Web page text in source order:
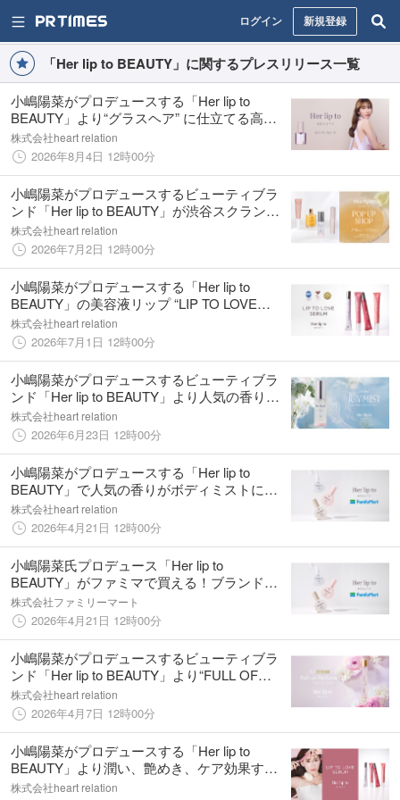
ログイン 新規登録
「Her lip to BEAUTY」に関するプレスリリース一覧
小嶋陽菜がプロデュースする「Her lip to
BEAUTY」より“グラスヘア” に仕立てる高輝
度ヘアオイルが新登場
株式会社heart relation
2026年8月4日 12時00分
小嶋陽菜がプロデュースするビューティブラ
ンド「Her lip to BEAUTY」が渋谷スクランブ
ルスクエアにてPOP UP SHOPを期間限定オ
ープン！
株式会社heart relation
2026年7月2日 12時00分
小嶋陽菜がプロデュースする「Her lip to
BEAUTY」の美容液リップ “LIP TO LOVE
SERUM” が2026年上半期ベストコスメ3冠を
受賞
株式会社heart relation
2026年7月1日 12時00分
小嶋陽菜がプロデュースするビューティブラ
ンド「Her lip to BEAUTY」より人気の香りを
纏える冷感ボディミストが数量限定で登場！
株式会社heart relation
2026年6月23日 12時00分
小嶋陽菜がプロデュースする「Her lip to
BEAUTY」で人気の香りがボディミストにな
って全国のファミリーマートに登場！
株式会社heart relation
2026年4月21日 12時00分
小嶋陽菜氏プロデュース「Her lip to
BEAUTY」がファミマで買える！ブランド初
の「ボディミスト」がファミマ限定で新登
場 ブランドで人気の香り3種を4月24日
（金）から順次発売
株式会社ファミリーマート
2026年4月21日 12時00分
小嶋陽菜がプロデュースするビューティブラ
ンド「Her lip to BEAUTY」より“FULL OF
LOVE”の香りのロールオンパフュームオイル
が数量限定で登場！
株式会社heart relation
2026年4月7日 12時00分
小嶋陽菜がプロデュースする「Her lip to
BEAUTY」より潤い、艶めき、ケア効果すべ
てが叶う美容液リップ“LIP TO LOVE
株式会社heart relation